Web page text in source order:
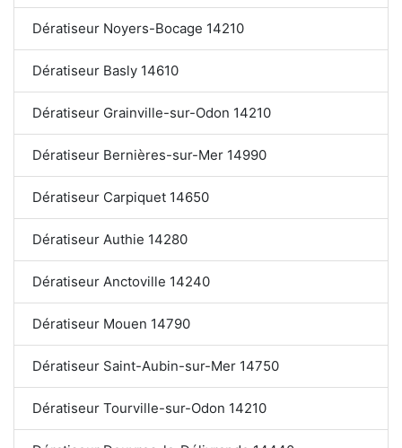
Dératiseur Noyers-Bocage 14210
Dératiseur Basly 14610
Dératiseur Grainville-sur-Odon 14210
Dératiseur Bernières-sur-Mer 14990
Dératiseur Carpiquet 14650
Dératiseur Authie 14280
Dératiseur Anctoville 14240
Dératiseur Mouen 14790
Dératiseur Saint-Aubin-sur-Mer 14750
Dératiseur Tourville-sur-Odon 14210